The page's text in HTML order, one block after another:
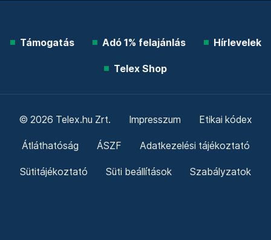
Támogatás Adó 1% felajánlás Hírlevelek
Telex Shop
© 2026 Telex.hu Zrt. Impresszum Etikai kódex
Átláthatóság ÁSZF Adatkezelési tájékoztató
Sütitájékoztató Süti beállítások Szabályzatok